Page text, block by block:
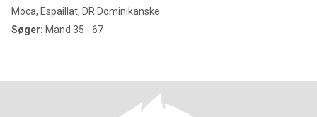
Moca, Espaillat, DR Dominikanske
Søger: Mand 35 - 67